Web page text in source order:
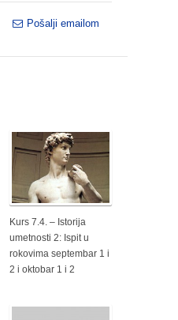
Pošalji emailom
Kurs 7.4. – Istorija
umetnosti 2: Ispit u
rokovima septembar 1 i
2 i oktobar 1 i 2